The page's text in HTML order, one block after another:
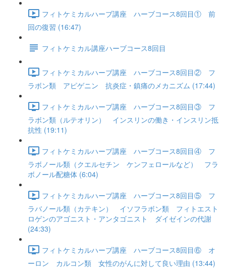
フィトケミカルハーブ講座 ハーブコース8回目① 前
回の復習 (16:47)
フィトケミカル講座ハーブコース8回目
フィトケミカルハーブ講座 ハーブコース8回目② フ
ラボン類 アピゲニン 抗炎症・鎮痛のメカニズム (17:44)
フィトケミカルハーブ講座 ハーブコース8回目③ フ
ラボン類（ルテオリン） インスリンの働き・インスリン抵
抗性 (19:11)
フィトケミカルハーブ講座 ハーブコース8回目④ フ
ラボノール類（クエルセチン ケンフェロールなど） フラ
ボノール配糖体 (6:04)
フィトケミカルハーブ講座 ハーブコース8回目⑤ フ
ラバノール類（カテキン） イソフラボン類 フィトエスト
ロゲンのアゴニスト・アンタゴニスト ダイゼインの代謝
(24:33)
フィトケミカルハーブ講座 ハーブコース8回目⑥ オ
ーロン カルコン類 女性のがんに対して良い理由 (13:44)